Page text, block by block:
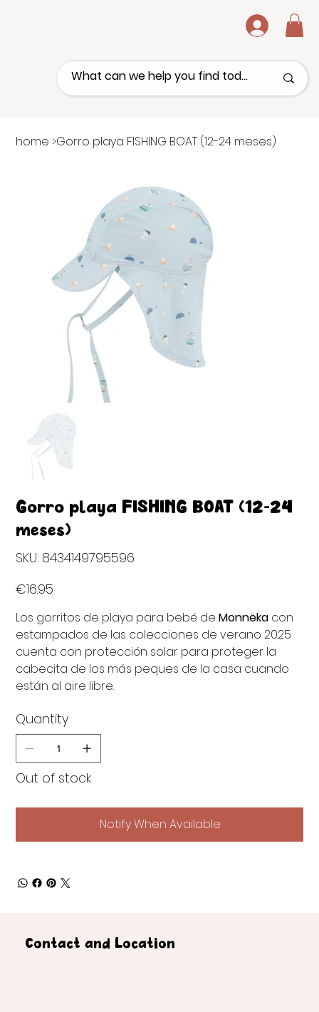
.
home >Gorro playa FISHING BOAT (12-24 meses)
Gorro playa FISHING BOAT (12-24
meses)
SKU: 8434149795596
8434149795596
€16.95
Los gorritos de playa para bebé de Monnëka con
estampados de las colecciones de verano 2025
cuenta con protección solar para proteger la
cabecita de los más peques de la casa cuando
están al aire libre.
Quantity
Out of stock
Notify When Available
Contact and Location